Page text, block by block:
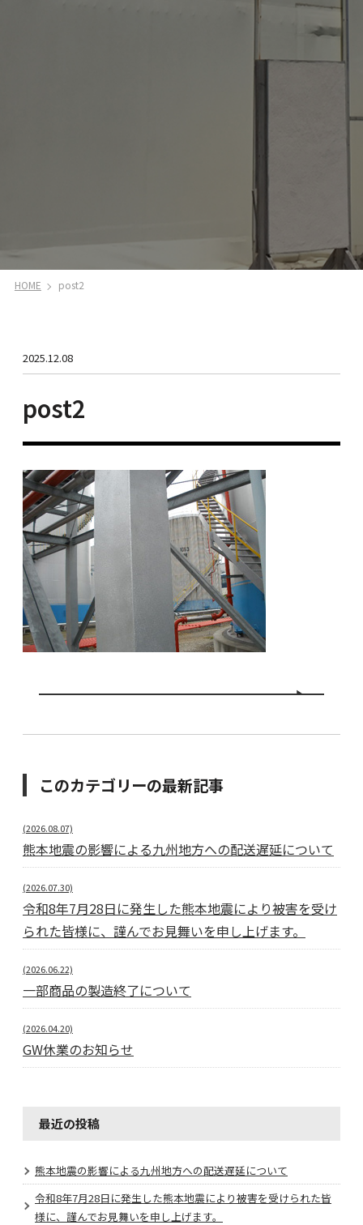
HOME post2
2025.12.08
post2
このカテゴリーの最新記事
(2026.08.07)
熊本地震の影響による九州地方への配送遅延について
(2026.07.30)
令和8年7月28日に発生した熊本地震により被害を受け
られた皆様に、謹んでお見舞いを申し上げます。
(2026.06.22)
一部商品の製造終了について
(2026.04.20)
GW休業のお知らせ
最近の投稿
熊本地震の影響による九州地方への配送遅延について
令和8年7月28日に発生した熊本地震により被害を受けられた皆
様に、謹んでお見舞いを申し上げます。